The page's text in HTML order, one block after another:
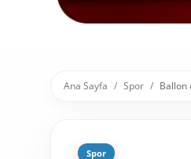
Ana Sayfa Spor Ballon
Spor